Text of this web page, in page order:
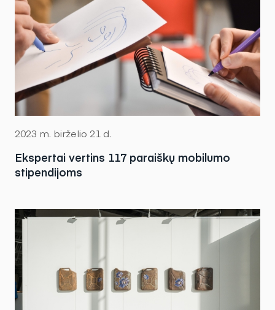
2023 m. birželio 21 d.
Ekspertai vertins 117 paraiškų mobilumo
stipendijoms